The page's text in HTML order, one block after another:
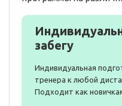
забегу
Индивидуальная
тренера к любой
Подходит как